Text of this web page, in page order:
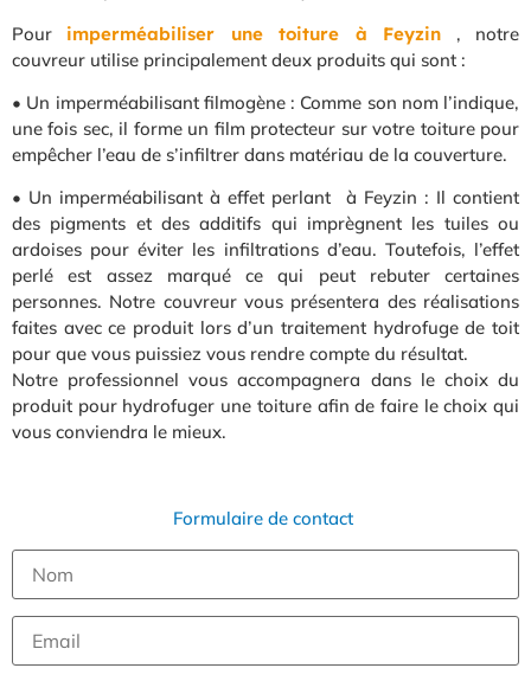
Pour imperméabiliser une toiture à Feyzin , notre
couvreur utilise principalement deux produits qui sont :
• Un imperméabilisant filmogène : Comme son nom l’indique,
une fois sec, il forme un film protecteur sur votre toiture pour
empêcher l’eau de s’infiltrer dans matériau de la couverture.
• Un imperméabilisant à effet perlant à Feyzin : Il contient
des pigments et des additifs qui imprègnent les tuiles ou
ardoises pour éviter les infiltrations d’eau. Toutefois, l’effet
perlé est assez marqué ce qui peut rebuter certaines
personnes. Notre couvreur vous présentera des réalisations
faites avec ce produit lors d’un traitement hydrofuge de toit
pour que vous puissiez vous rendre compte du résultat.
Notre professionnel vous accompagnera dans le choix du
produit pour hydrofuger une toiture afin de faire le choix qui
vous conviendra le mieux.
Formulaire de contact